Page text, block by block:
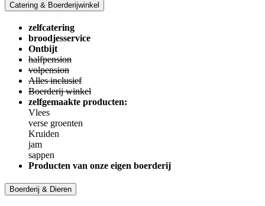
Catering & Boerderijwinkel
zelfcatering
broodjesservice
Ontbijt
halfpension
volpension
Alles inclusief
Boerderij winkel
zelfgemaakte producten:
Vlees
verse groenten
Kruiden
jam
sappen
Producten van onze eigen boerderij
Boerderij & Dieren